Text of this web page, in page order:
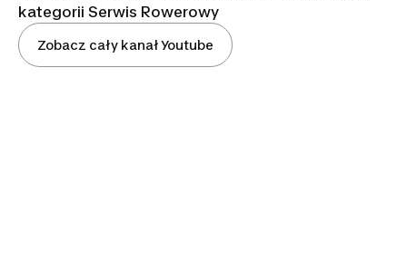
kategorii Serwis Rowerowy
Zobacz cały kanał Youtube